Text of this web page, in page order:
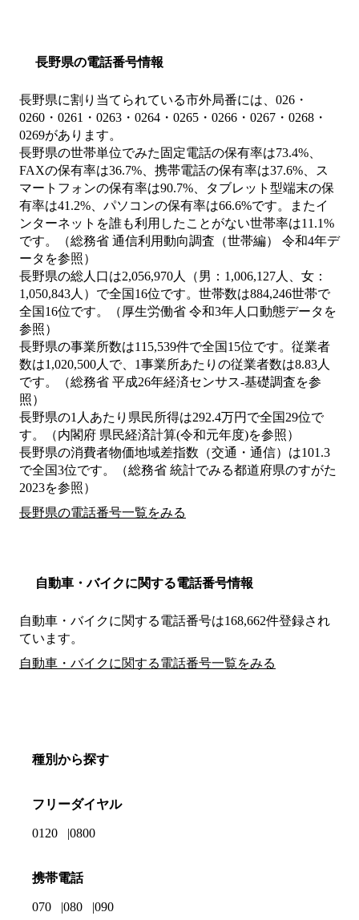
長野県の電話番号情報
長野県に割り当てられている市外局番には、026・
0260・0261・0263・0264・0265・0266・0267・0268・
0269があります。
長野県の世帯単位でみた固定電話の保有率は73.4%、
FAXの保有率は36.7%、携帯電話の保有率は37.6%、ス
マートフォンの保有率は90.7%、タブレット型端末の保
有率は41.2%、パソコンの保有率は66.6%です。またイ
ンターネットを誰も利用したことがない世帯率は11.1%
です。（総務省 通信利用動向調査（世帯編） 令和4年デ
ータを参照）
長野県の総人口は2,056,970人（男：1,006,127人、女：
1,050,843人）で全国16位です。世帯数は884,246世帯で
全国16位です。（厚生労働省 令和3年人口動態データを
参照）
長野県の事業所数は115,539件で全国15位です。従業者
数は1,020,500人で、1事業所あたりの従業者数は8.83人
です。（総務省 平成26年経済センサス‐基礎調査を参
照）
長野県の1人あたり県民所得は292.4万円で全国29位で
す。（内閣府 県民経済計算(令和元年度)を参照）
長野県の消費者物価地域差指数（交通・通信）は101.3
で全国3位です。（総務省 統計でみる都道府県のすがた
2023を参照）
長野県の電話番号一覧をみる
自動車・バイクに関する電話番号情報
自動車・バイクに関する電話番号は168,662件登録され
ています。
自動車・バイクに関する電話番号一覧をみる
種別から探す
フリーダイヤル
0120 0800
携帯電話
070 080 090